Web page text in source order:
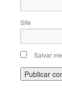
Site
Salvar